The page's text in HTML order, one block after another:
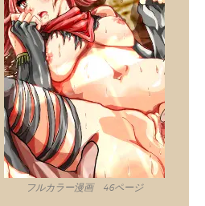
フルカラー漫画 46ページ